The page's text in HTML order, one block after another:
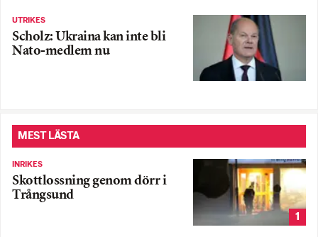
UTRIKES
Scholz: Ukraina kan inte bli
Nato-medlem nu
MEST LÄSTA
INRIKES
Skottlossning genom dörr i
Trångsund
1